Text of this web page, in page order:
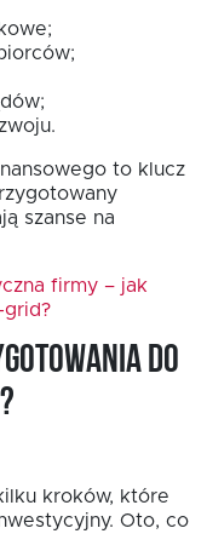
to klucz
szanse na
firmy – jak
grid?
do
kroków, które
Oto, co